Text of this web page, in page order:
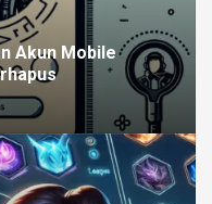
Akun Mobile